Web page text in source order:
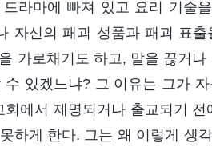
라마에 빠져 있고 요리 기술
자신의 패괴 성품과 패괴 표
가로채기도 하고, 말을 끊거
있겠느냐? 그 이유는 그가
에서 제명되거나 출교되기
하게 한다. 그는 왜 이렇게 생